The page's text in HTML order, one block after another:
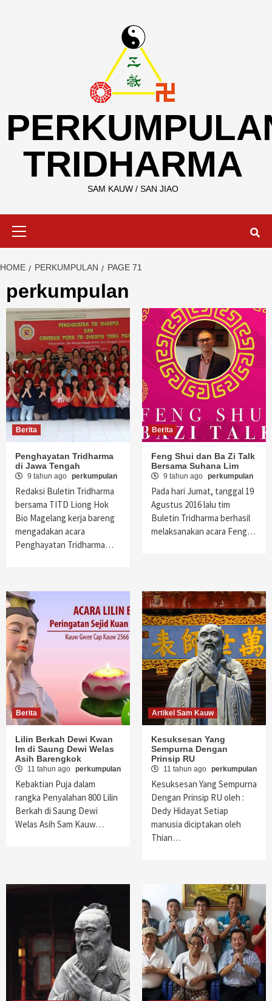
TRIDHARMA
SAM KAUW / SAN JIAO
HOME PERKUMPULAN PAGE 71
perkumpulan
Berita
Penghayatan Tridharma
di Jawa Tengah
9 tahun ago perkumpulan
Redaksi Buletin Tridharma
bersama TITD Liong Hok
Bio Magelang kerja bareng
mengadakan acara
Penghayatan Tridharma…
Berita
Feng Shui dan Ba Zi Talk
Bersama Suhana Lim
9 tahun ago perkumpulan
Pada hari Jumat, tanggal 19
Agustus 2016 lalu tim
Buletin Tridharma berhasil
melaksanakan acara Feng…
Berita
Lilin Berkah Dewi Kwan
Im di Saung Dewi Welas
Asih Barengkok
11 tahun ago perkumpulan
Kebaktian Puja dalam
rangka Penyalahan 800 Lilin
Berkah di Saung Dewi
Welas Asih Sam Kauw…
Artikel Sam Kauw
Kesuksesan Yang
Sempurna Dengan
Prinsip RU
11 tahun ago perkumpulan
Kesuksesan Yang Sempurna
Dengan Prinsip RU oleh :
Dedy Hidayat Setiap
manusia diciptakan oleh
Thian…